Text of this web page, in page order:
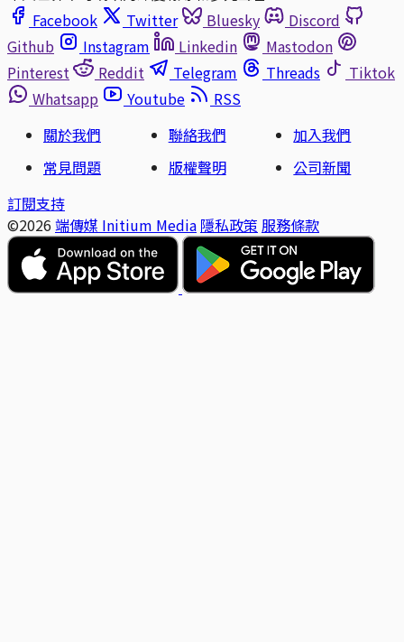
Facebook
Twitter Bluesky
Discord
Github
Instagram Linkedin
Mastodon
Pinterest
Reddit Telegram Threads
Tiktok
Whatsapp
Youtube
RSS
關於我們
聯絡我們
加入我們
常見問題
版權聲明
公司新聞
訂閱支持
©2026 端傳媒 Initium Media 隱私政策 服務條款